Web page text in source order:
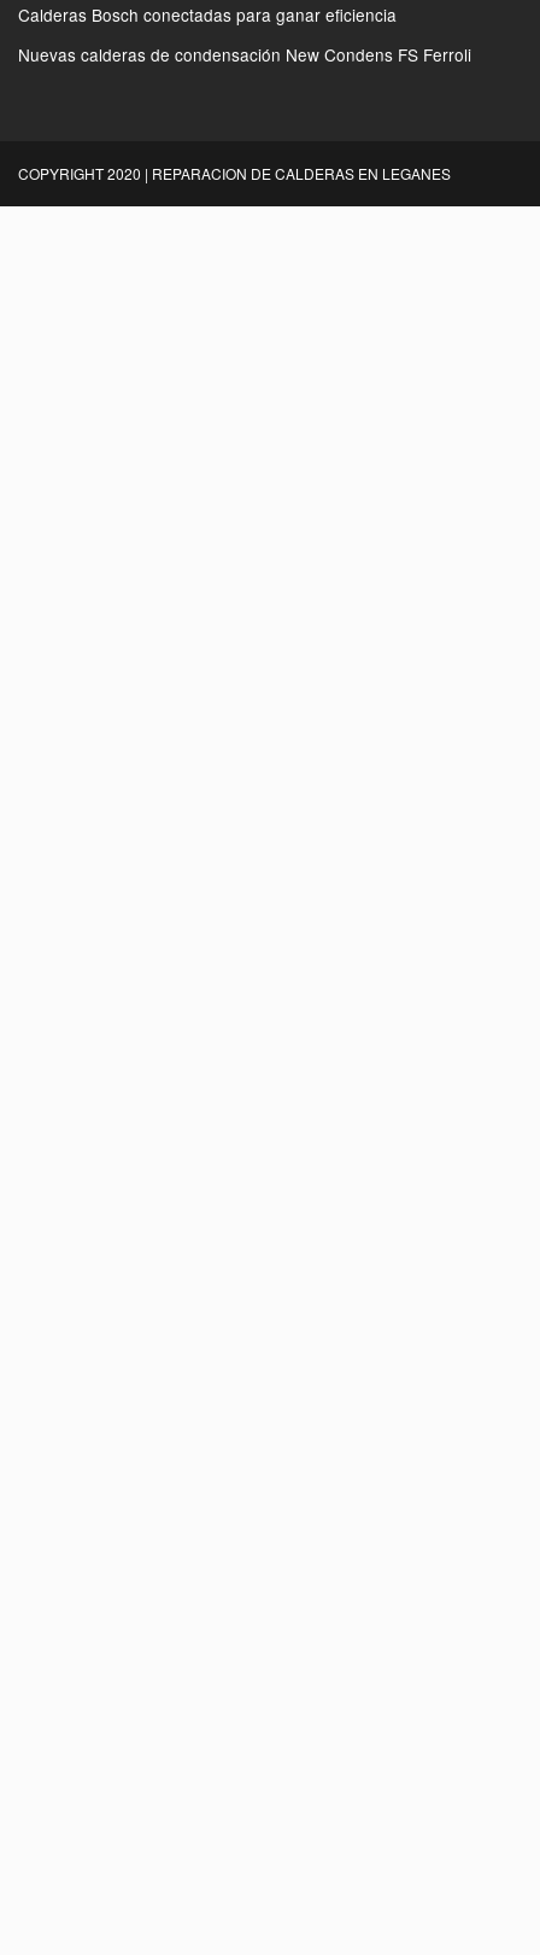
Calderas Bosch conectadas para ganar eficiencia
Nuevas calderas de condensación New Condens FS Ferroli
COPYRIGHT 2020 | REPARACION DE CALDERAS EN LEGANES